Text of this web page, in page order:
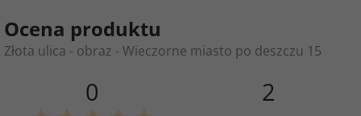
Ocena produktu
Złota ulica - obraz - Wieczorne miasto po deszczu 15
0 2